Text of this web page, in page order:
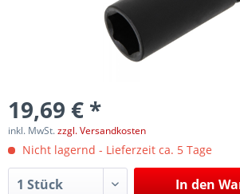
19,69 € *
inkl. MwSt.zzgl. Versandkosten
Nicht lagernd - Lieferzeit ca. 5 Tage
In den